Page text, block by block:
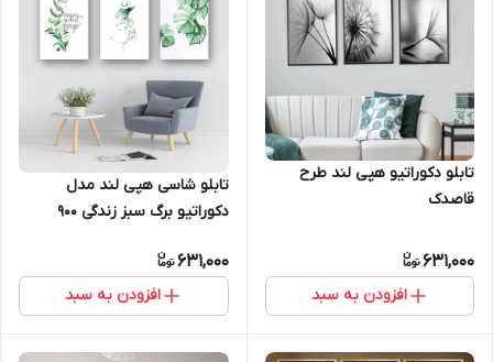
تابلو دکوراتیو هپی لند طرح
قاصدک
631,000
افزودن به سبد
تابلو شاسی هپی لند مدل
دکوراتیو برگ سبز زندگی 900
631,000
افزودن به سبد